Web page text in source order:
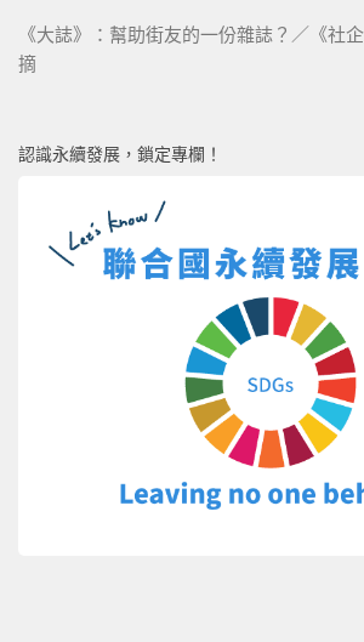
《大誌》：幫助街友的一份雜誌？／《社
摘
認識永續發展，鎖定專欄！